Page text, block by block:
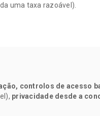
uma taxa razoável).
controlos de acesso
privacidade desde a